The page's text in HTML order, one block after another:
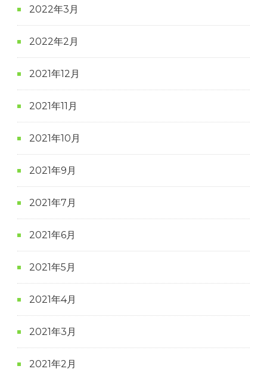
2022年3月
2022年2月
2021年12月
2021年11月
2021年10月
2021年9月
2021年7月
2021年6月
2021年5月
2021年4月
2021年3月
2021年2月